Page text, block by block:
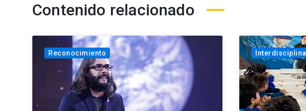
Contenido relacionado
Reconocimiento Interdisciplina